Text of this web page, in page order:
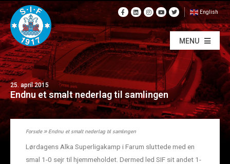
English
MENU
25. april 2015
Endnu et smalt nederlag til samlingen
Forside»Endnu et smalt nederlag til samlingen
Lørdagens Alka Superligakamp i Farum sluttede med en
smal 1-0 sejr til hjemmeholdet. Dermed led SIF sit andet 1-